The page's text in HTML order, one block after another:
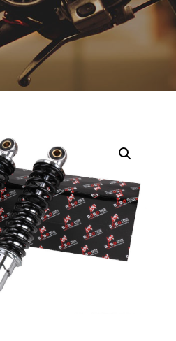
onderdelen
onderdelen
onderdelen
Vespa-onderdelen
onderdelen
onderdelen